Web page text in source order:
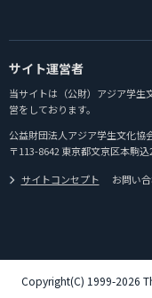
サイト運営者
当サイトは（公財）アジア学生
営をしております。
公益財団法人アジア学生文化協
〒113-8642 東京都文京区本駒込
サイトコンセプト
お問い
Copyright(C) 1999-2026